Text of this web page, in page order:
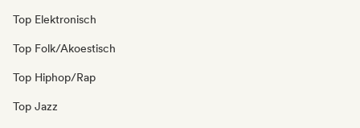
Top Elektronisch
Top Folk/Akoestisch
Top Hiphop/Rap
Top Jazz